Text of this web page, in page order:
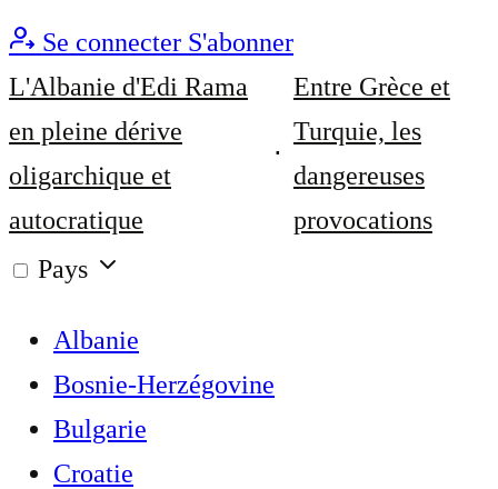
Se connecter S'abonner
L'Albanie d'Edi Rama
en pleine dérive
oligarchique et
autocratique
Entre Grèce et
Turquie, les
dangereuses
provocations
Pays
Albanie
Bosnie-Herzégovine
Bulgarie
Croatie